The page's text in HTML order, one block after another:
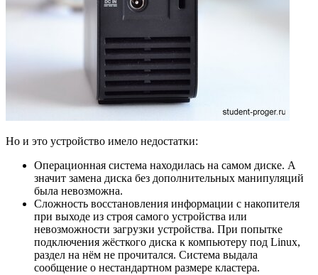
Но и это устройство имело недостатки:
Операционная система находилась на самом диске. А
значит замена диска без дополнительных манипуляций
была невозможна.
Сложность восстановления информации с накопителя
при выходе из строя самого устройства или
невозможности загрузки устройства. При попытке
подключения жёсткого диска к компьютеру под Linux,
раздел на нём не прочитался. Система выдала
сообщение о нестандартном размере кластера.